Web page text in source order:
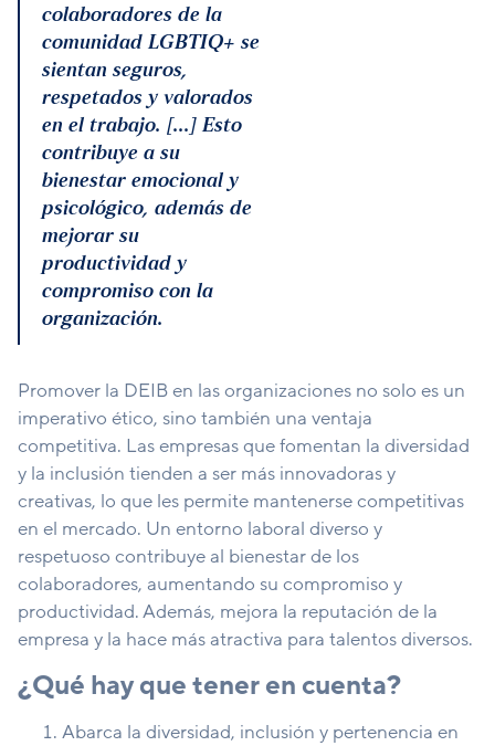
colaboradores de la
comunidad LGBTIQ+ se
sientan seguros,
respetados y valorados
en el trabajo. [...] Esto
contribuye a su
bienestar emocional y
psicológico, además de
mejorar su
productividad y
compromiso con la
organización.
Promover la DEIB en las organizaciones no solo es un
imperativo ético, sino también una ventaja
competitiva. Las empresas que fomentan la diversidad
y la inclusión tienden a ser más innovadoras y
creativas, lo que les permite mantenerse competitivas
en el mercado. Un entorno laboral diverso y
respetuoso contribuye al bienestar de los
colaboradores, aumentando su compromiso y
productividad. Además, mejora la reputación de la
empresa y la hace más atractiva para talentos diversos.
¿Qué hay que tener en cuenta?
Abarca la diversidad, inclusión y pertenencia en